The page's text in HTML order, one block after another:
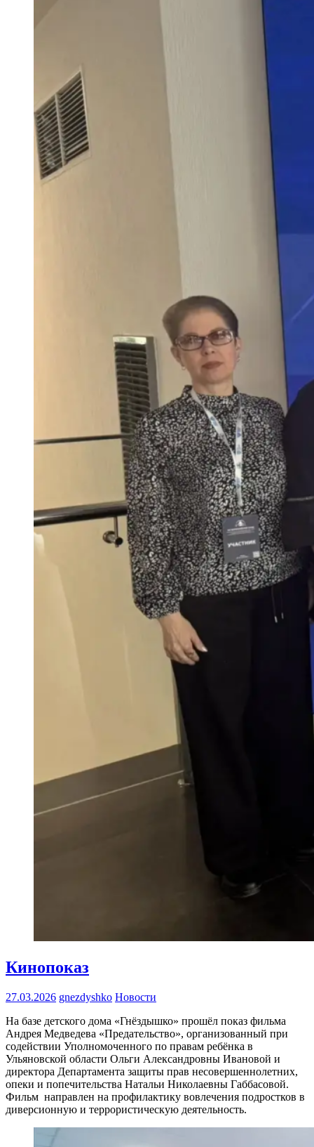
Кинопоказ
27.03.2026 gnezdyshko Новости
На базе детского дома «Гнёздышко» прошёл показ фильма
Андрея Медведева «Предательство», организованный при
содействии Уполномоченного по правам ребёнка в
Ульяновской области Ольги Александровны Ивановой и
директора Департамента защиты прав несовершеннолетних,
опеки и попечительства Натальи Николаевны Габбасовой.
Фильм направлен на профилактику вовлечения подростков в
диверсионную и террористическую деятельность.